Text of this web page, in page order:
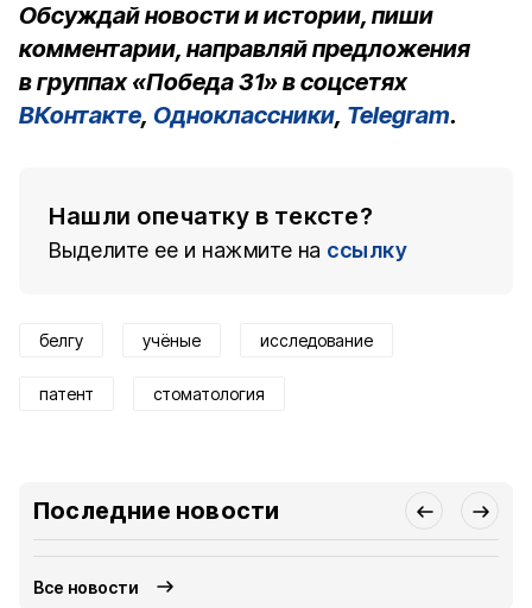
Обсуждай новости и истории, пиши
комментарии, направляй предложения
в группах «Победа 31» в соцсетях
ВКонтакте, Одноклассники, Telegram.
Нашли опечатку в тексте?
Выделите ее и нажмите на ссылку
белгу учёные исследование
патент стоматология
Последние новости
Все новости